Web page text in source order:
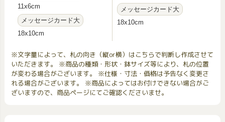
11x6cm
メッセージカード大
18x10cm
メッセージカード大
18x10cm
※文字量によって、札の向き（縦or横）はこちらで判断し作成させて
いただきます。 ※商品の種類・形状・鉢サイズ等により、札の位置
が変わる場合がございます。 ※仕様・寸法・価格は予告なく変更さ
れる場合がございます。 ※商品によってはお付けできない場合がご
ざいますので、商品ページにてご確認くださいませ。